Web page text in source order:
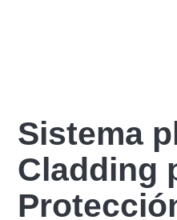
Sistema
Cladding